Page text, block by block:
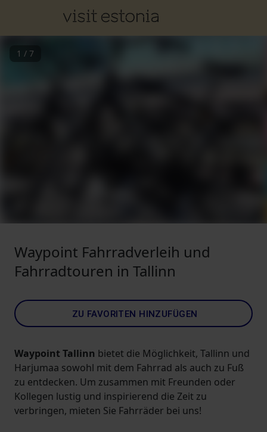
1 / 7
Waypoint Fahrradverleih und
Fahrradtouren in Tallinn
ZU FAVORITEN HINZUFÜGEN
Waypoint Tallinn bietet die Möglichkeit, Tallinn und
Harjumaa sowohl mit dem Fahrrad als auch zu Fuß
zu entdecken. Um zusammen mit Freunden oder
Kollegen lustig und inspirierend die Zeit zu
verbringen, mieten Sie Fahrräder bei uns!